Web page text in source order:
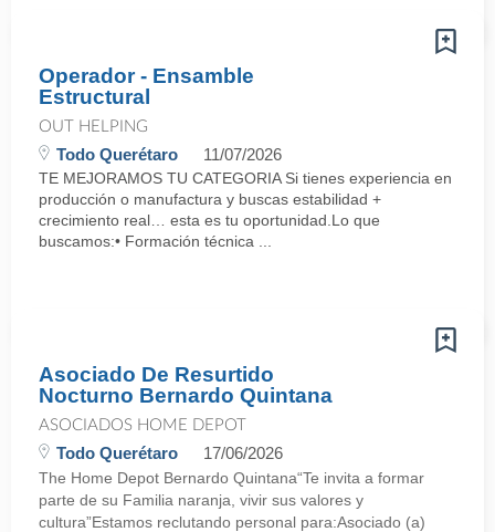
Operador - Ensamble
Estructural
OUT HELPING
Todo Querétaro 11/07/2026
TE MEJORAMOS TU CATEGORIA Si tienes experiencia en
producción o manufactura y buscas estabilidad +
crecimiento real… esta es tu oportunidad.Lo que
buscamos:• Formación técnica ...
Asociado De Resurtido
Nocturno Bernardo Quintana
ASOCIADOS HOME DEPOT
Todo Querétaro 17/06/2026
The Home Depot Bernardo Quintana“Te invita a formar
parte de su Familia naranja, vivir sus valores y
cultura”Estamos reclutando personal para:Asociado (a)